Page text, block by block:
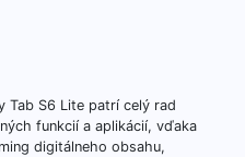
Tab S6 Lite patrí celý rad
funkcií a aplikácií, vďaka
digitálneho obsahu,